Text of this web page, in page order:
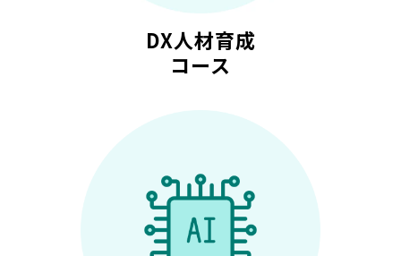
DX人材育成
コース